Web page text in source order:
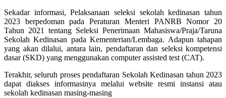
Sekadar informasi, Pelaksanaan seleksi sekolah kedinasan tahun
2023 berpedoman pada Peraturan Menteri PANRB Nomor 20
Tahun 2021 tentang Seleksi Penerimaan Mahasiswa/Praja/Taruna
Sekolah Kedinasan pada Kementerian/Lembaga. Adapun tahapan
yang akan dilalui, antara lain, pendaftaran dan seleksi kompetensi
dasar (SKD) yang menggunakan computer assisted test (CAT).
Terakhir, seluruh proses pendaftaran Sekolah Kedinasan tahun 2023
dapat diakses informasinya melalui website resmi instansi atau
sekolah kedinasan masing-masing